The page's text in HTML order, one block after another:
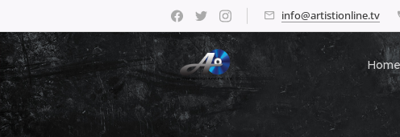
info@artistionline.tv
Home